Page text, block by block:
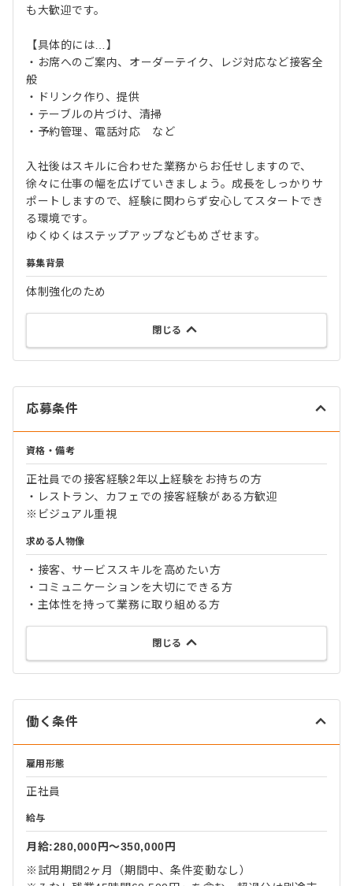
も大歓迎です。
【具体的には…】
・お席へのご案内、オーダーテイク、レジ対応など接客全
般
・ドリンク作り、提供
・テーブルの片づけ、清掃
・予約管理、電話対応 など
入社後はスキルに合わせた業務からお任せしますので、
徐々に仕事の幅を広げていきましょう。成長をしっかりサ
ポートしますので、経験に関わらず安心してスタートでき
る環境です。
ゆくゆくはステップアップなどもめざせます。
募集背景
体制強化のため
閉じる
応募条件
資格・備考
正社員での接客経験2年以上経験をお持ちの方
・レストラン、カフェでの接客経験がある方歓迎
※ビジュアル重視
求める人物像
・接客、サービススキルを高めたい方
・コミュニケーションを大切にできる方
・主体性を持って業務に取り組める方
閉じる
働く条件
雇用形態
正社員
給与
月給:280,000円〜350,000円
※試用期間2ヶ月（期間中、条件変動なし）